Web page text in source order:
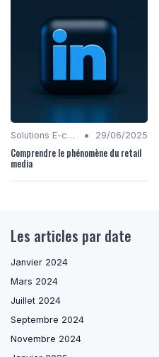
Solutions E-commerce • 29/06/2025
Comprendre le phénomène du retail
media
Les articles par date
Janvier 2024
Mars 2024
Juillet 2024
Septembre 2024
Novembre 2024